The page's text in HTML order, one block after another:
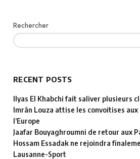
Rechercher
RECENT POSTS
Ilyas El Khabchi fait saliver plusieurs
Imrân Louza attise les convoitises
l’Europe
Jaafar Bouyaghroumni de retour aux
Hossam Essadak ne rejoindra
Lausanne-Sport